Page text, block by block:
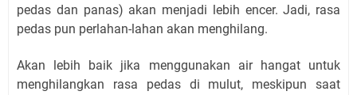
pedas dan panas) akan menjadi lebih encer. Jadi, rasa
pedas pun perlahan-lahan akan menghilang.
Akan lebih baik jika menggunakan air hangat untuk
menghilangkan rasa pedas di mulut, meskipun saat